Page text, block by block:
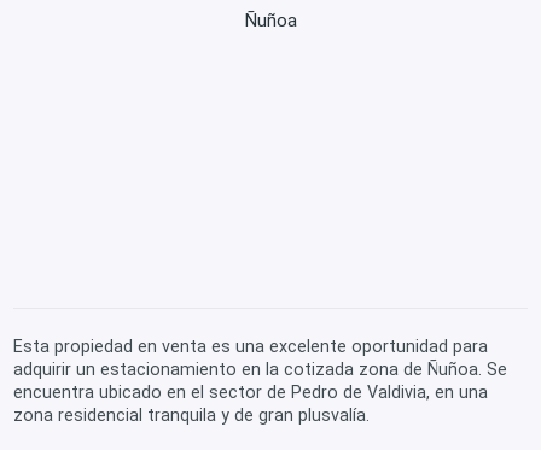
Ñuñoa
Esta propiedad en venta es una excelente oportunidad para
adquirir un estacionamiento en la cotizada zona de Ñuñoa. Se
encuentra ubicado en el sector de Pedro de Valdivia, en una
zona residencial tranquila y de gran plusvalía.